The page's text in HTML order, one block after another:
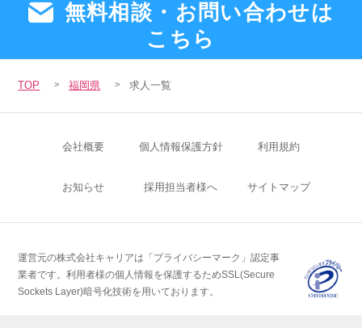
無料相談・お問い合わせは
こちら
TOP 福岡県 求人一覧
会社概要 個人情報保護方針 利用規約
お知らせ 採用担当者様へ サイトマップ
運営元の株式会社キャリアは「プライバシーマーク」認定事
業者です。利用者様の個人情報を保護するためSSL(Secure
Sockets Layer)暗号化技術を用いております。